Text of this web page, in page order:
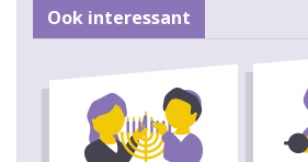
Ook interessant